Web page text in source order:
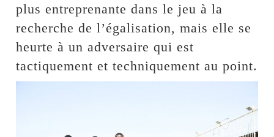
plus entreprenante dans le jeu à la
recherche de l’égalisation, mais elle se
heurte à un adversaire qui est
tactiquement et techniquement au point.